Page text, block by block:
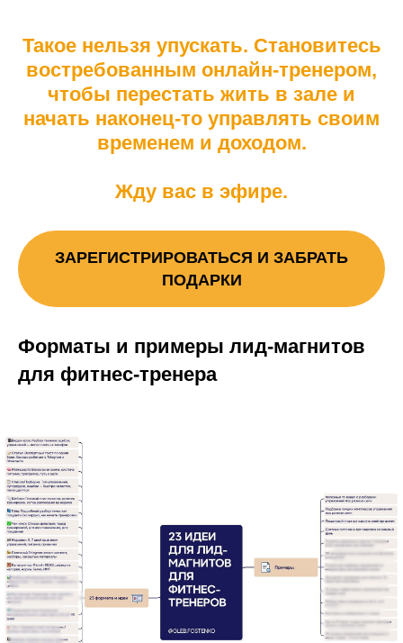
Такое нельзя упускать. Становитесь
востребованным онлайн-тренером,
чтобы перестать жить в зале и
начать наконец-то управлять своим
временем и доходом.
Жду вас в эфире.
ЗАРЕГИСТРИРОВАТЬСЯ И ЗАБРАТЬ
ПОДАРКИ
Форматы и примеры лид-магнитов
для фитнес-тренера
ГЛЕБ ФОСТЕНКО
Основатель школы «MFG»
ИП Фостенко Глеб Константинович ИНН: 503 618 945 276
ОГРНИП: 321 508 100 652 799
Согласие на получение рассылки
Согласие на обработку персональных данных
№ Л035-01255-50/01372322 от 03.09.2024